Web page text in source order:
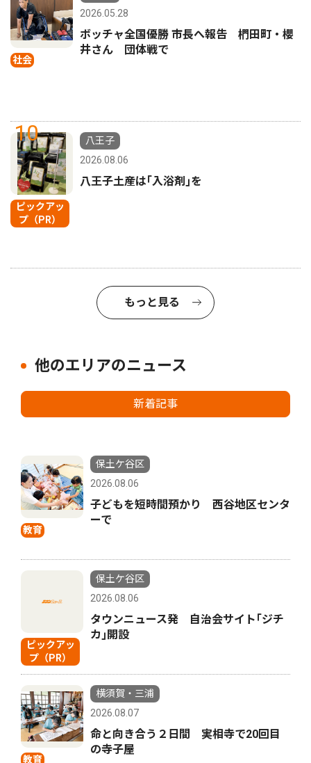
社会
2026.05.28
ボッチャ全国優勝 市長へ報告 椚田町・櫻
井さん 団体戦で
10
ピックアッ
プ（PR）
八王子
2026.08.06
八王子土産は｢入浴剤｣を
もっと見る
他のエリアのニュース
新着記事
教育
保土ケ谷区
2026.08.06
子どもを短時間預かり 西谷地区センタ
ーで
ピックアッ
プ（PR）
保土ケ谷区
2026.08.06
タウンニュース発 自治会サイト｢ジチ
カ｣開設
教育
横須賀・三浦
2026.08.07
命と向き合う２日間 実相寺で20回目
の寺子屋